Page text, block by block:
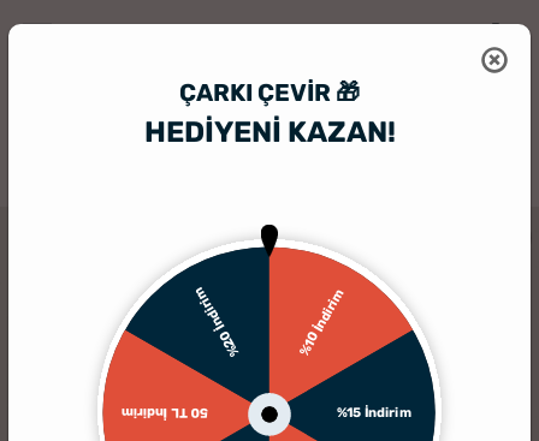
ÇARKI ÇEVIR 🎁
HEDİYENİ KAZAN!
%10 İndirim
%15 İndirim
50 TL İndirim
%20 İndirim